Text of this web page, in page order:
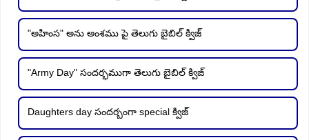
"అహింస" అను అంశము పై తెలుగు బైబిల్ క్విజ్
"Army Day" సందర్భముగా తెలుగు బైబిల్ క్విజ్
Daughters day సందర్బంగా special క్విజ్